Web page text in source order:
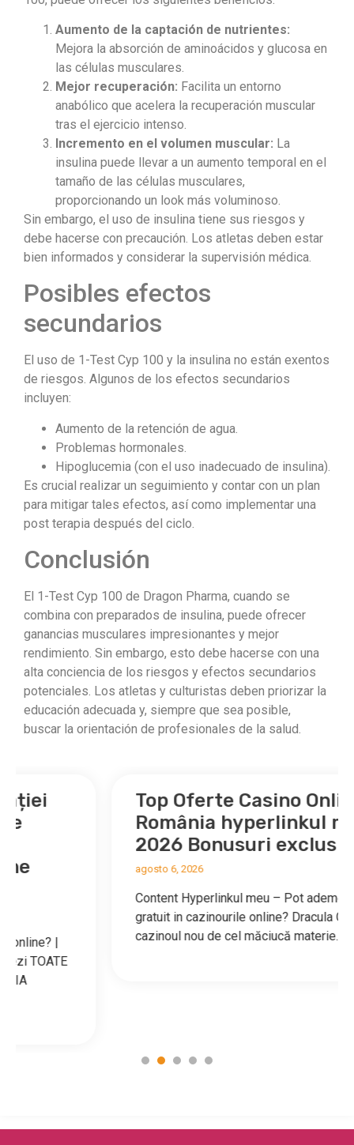
Aumento de la captación de nutrientes:
Mejora la absorción de aminoácidos y glucosa en
las células musculares.
Mejor recuperación: Facilita un entorno
anabólico que acelera la recuperación muscular
tras el ejercicio intenso.
Incremento en el volumen muscular: La
insulina puede llevar a un aumento temporal en el
tamaño de las células musculares,
proporcionando un look más voluminoso.
Sin embargo, el uso de insulina tiene sus riesgos y
debe hacerse con precaución. Los atletas deben estar
bien informados y considerar la supervisión médica.
Posibles efectos
secundarios
El uso de 1-Test Cyp 100 y la insulina no están exentos
de riesgos. Algunos de los efectos secundarios
incluyen:
Aumento de la retención de agua.
Problemas hormonales.
Hipoglucemia (con el uso inadecuado de insulina).
Es crucial realizar un seguimiento y contar con un plan
para mitigar tales efectos, así como implementar una
post terapia después del ciclo.
Conclusión
El 1-Test Cyp 100 de Dragon Pharma, cuando se
combina con preparados de insulina, puede ofrecer
ganancias musculares impresionantes y mejor
rendimiento. Sin embargo, esto debe hacerse con una
alta conciencia de los riesgos y efectos secundarios
potenciales. Los atletas y culturistas deben priorizar la
educación adecuada y, siempre que sea posible,
buscar la orientación de profesionales de la salud.
Top Oferte Casino Online
România hyperlinkul meu
2026 Bonusuri exclusive
Content Hyperlinkul meu – Pot ademeni si
gratuit in cazinourile online? Dracula Casino –
cazinoul nou de cel măciucă materie…